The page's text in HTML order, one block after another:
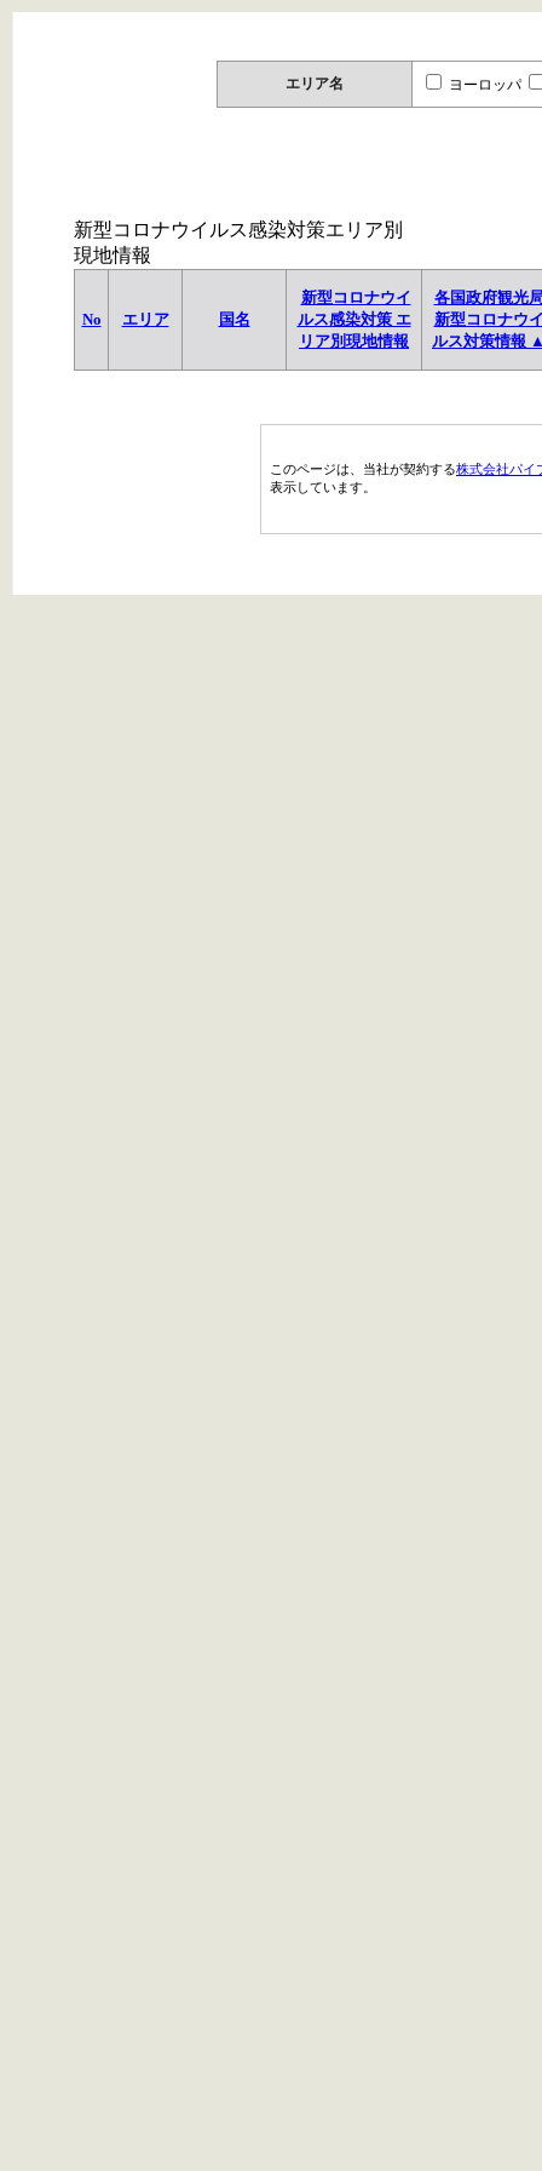
エリア名 ヨーロッパ
新型コロナウイルス感染対策エリア別
現地情報
No エリア 国名
新型コロナウイ
ルス感染対策 エ
リア別現地情報
各国政府観光
新型コロナウ
ルス対策情報
このページは、当社が契約する株式会社パイ
表示しています。